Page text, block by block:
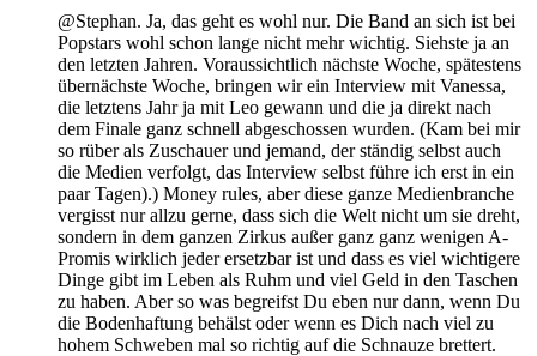
@Stephan. Ja, das geht es wohl nur. Die Band an sich ist bei
Popstars wohl schon lange nicht mehr wichtig. Siehste ja an
den letzten Jahren. Voraussichtlich nächste Woche, spätestens
übernächste Woche, bringen wir ein Interview mit Vanessa,
die letztens Jahr ja mit Leo gewann und die ja direkt nach
dem Finale ganz schnell abgeschossen wurden. (Kam bei mir
so rüber als Zuschauer und jemand, der ständig selbst auch
die Medien verfolgt, das Interview selbst führe ich erst in ein
paar Tagen).) Money rules, aber diese ganze Medienbranche
vergisst nur allzu gerne, dass sich die Welt nicht um sie dreht,
sondern in dem ganzen Zirkus außer ganz ganz wenigen A-
Promis wirklich jeder ersetzbar ist und dass es viel wichtigere
Dinge gibt im Leben als Ruhm und viel Geld in den Taschen
zu haben. Aber so was begreifst Du eben nur dann, wenn Du
die Bodenhaftung behälst oder wenn es Dich nach viel zu
hohem Schweben mal so richtig auf die Schnauze brettert.